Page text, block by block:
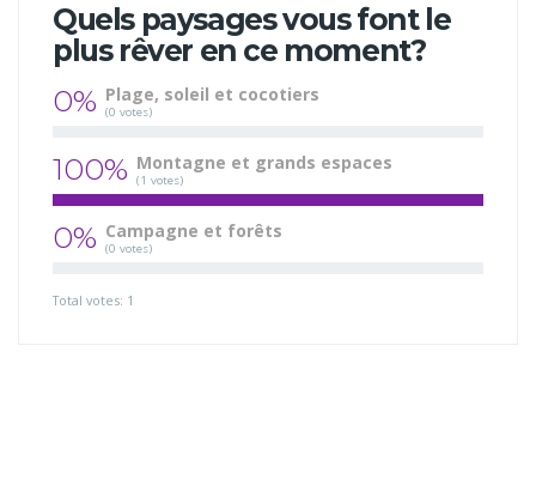
Quels paysages vous font le
plus rêver en ce moment?
0% Plage, soleil et cocotiers
(0 votes)
100% Montagne et grands espaces
(1 votes)
0% Campagne et forêts
(0 votes)
Total votes: 1